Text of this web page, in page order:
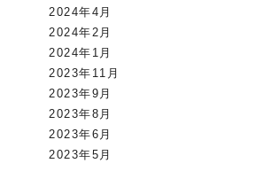
2024年4月
2024年2月
2024年1月
2023年11月
2023年9月
2023年8月
2023年6月
2023年5月